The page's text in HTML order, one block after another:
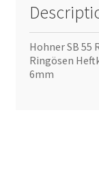
Hohner SB 55
Ringösen
6mm